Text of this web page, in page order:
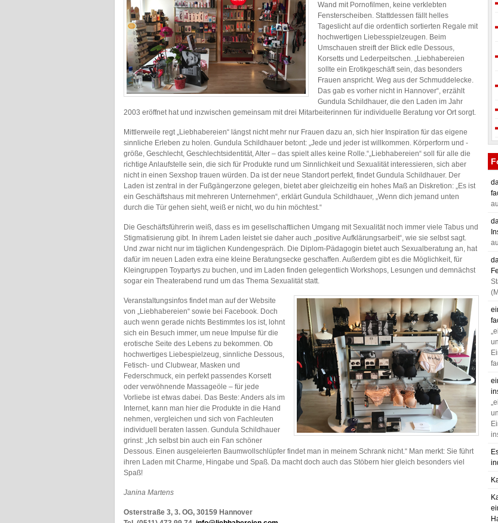
Wand mit Pornofilmen, keine verklebten
Fensterscheiben. Stattdessen fällt helles
Tageslicht auf die ordentlich sortierten Regale mit
hochwertigen Liebesspielzeugen. Beim
Umschauen streift der Blick edle Dessous,
Korsetts und Lederpeitschen. „Liebhabereien
sollte ein Erotikgeschäft sein, das besonders
Frauen anspricht. Weg aus der Schmuddelecke.
Das gab es vorher nicht in Hannover“, erzählt
Gundula Schildhauer, die den Laden im Jahr
2003 eröffnet hat und inzwischen gemeinsam mit drei Mitarbeiterinnen für individuelle Beratung vor Ort sorgt.
Mittlerweile regt „Liebhabereien“ längst nicht mehr nur Frauen dazu an, sich hier Inspiration für das eigene
sinnliche Erleben zu holen. Gundula Schildhauer betont: „Jede und jeder ist willkommen. Körperform und -
größe, Geschlecht, Geschlechtsidentität, Alter – das spielt alles keine Rolle.“„Liebhabereien“ soll für alle die
richtige Anlaufstelle sein, die sich für Produkte rund um Sinnlichkeit und Sexualität interessieren, sich aber
nicht in einen Sexshop trauen würden. Da ist der neue Standort perfekt, findet Gundula Schildhauer. Der
Laden ist zentral in der Fußgängerzone gelegen, bietet aber gleichzeitig ein hohes Maß an Diskretion: „Es ist
ein Geschäftshaus mit mehreren Unternehmen“, erklärt Gundula Schildhauer, „Wenn dich jemand unten
durch die Tür gehen sieht, weiß er nicht, wo du hin möchtest.“
Die Geschäftsführerin weiß, dass es im gesellschaftlichen Umgang mit Sexualität noch immer viele Tabus und
Stigmatisierung gibt. In ihrem Laden leistet sie daher auch „positive Aufklärungsarbeit“, wie sie selbst sagt.
Und zwar nicht nur im täglichen Kundengespräch. Die Diplom-Pädagogin bietet auch Sexualberatung an, hat
dafür im neuen Laden extra eine kleine Beratungsecke geschaffen. Außerdem gibt es die Möglichkeit, für
Kleingruppen Toypartys zu buchen, und im Laden finden gelegentlich Workshops, Lesungen und demnächst
sogar ein Theaterabend rund um das Thema Sexualität statt.
Veranstaltungsinfos findet man auf der Website
von „Liebhabereien“ sowie bei Facebook. Doch
auch wenn gerade nichts Bestimmtes los ist, lohnt
sich ein Besuch immer, um neue Impulse für die
erotische Seite des Lebens zu bekommen. Ob
hochwertiges Liebespielzeug, sinnliche Dessous,
Fetisch- und Clubwear, Masken und
Federschmuck, ein perfekt passendes Korsett
oder verwöhnende Massageöle – für jede
Vorliebe ist etwas dabei. Das Beste: Anders als im
Internet, kann man hier die Produkte in die Hand
nehmen, vergleichen und sich von Fachleuten
individuell beraten lassen. Gundula Schildhauer
grinst: „Ich selbst bin auch ein Fan schöner
Dessous. Einen ausgeleierten Baumwollschlüpfer findet man in meinem Schrank nicht.“ Man merkt: Sie führt
ihren Laden mit Charme, Hingabe und Spaß. Da macht doch auch das Stöbern hier gleich besonders viel
Spaß!
Janina Martens
Osterstraße 3, 3. OG, 30159 Hannover